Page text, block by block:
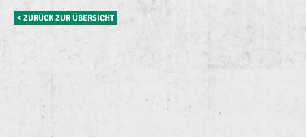
< ZURÜCK ZUR ÜBERSICHT